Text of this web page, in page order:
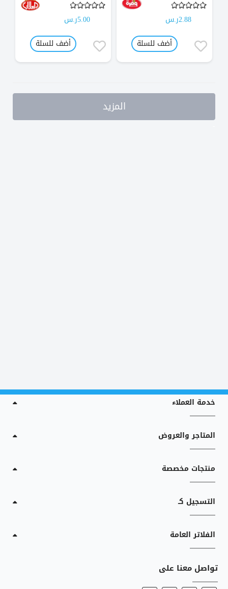
2.88ر.س
أضف للسلة
5.00ر.س
أضف للسلة
المزيد
خدمة العملاء
المتاجر والعروض
منتجات مخصصة
التسجيل كـ
الفلاتر العامة
تواصل معنا على